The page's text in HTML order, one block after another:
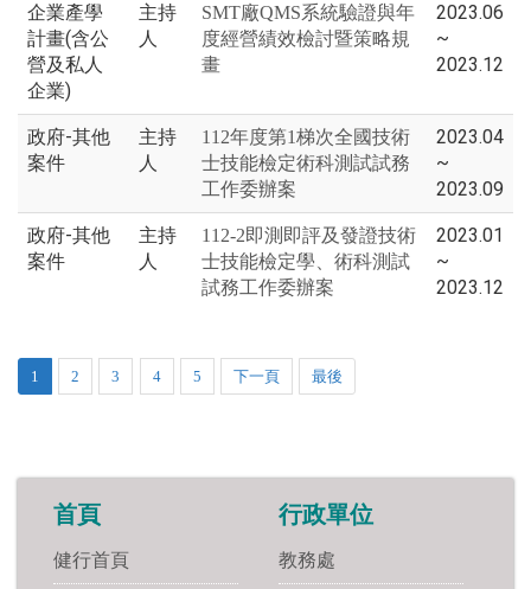
企業產學
計畫(含公
營及私人
企業)
主持
人
SMT廠QMS系統驗證與年
度經營績效檢討暨策略規
畫
2023.06
~
2023.12
政府-其他
案件
主持
人
112年度第1梯次全國技術
士技能檢定術科測試試務
工作委辦案
2023.04
~
2023.09
政府-其他
案件
主持
人
112-2即測即評及發證技術
士技能檢定學、術科測試
試務工作委辦案
2023.01
~
2023.12
1 2 3 4 5 下一頁 最後
首頁
健行首頁
行政單位
教務處